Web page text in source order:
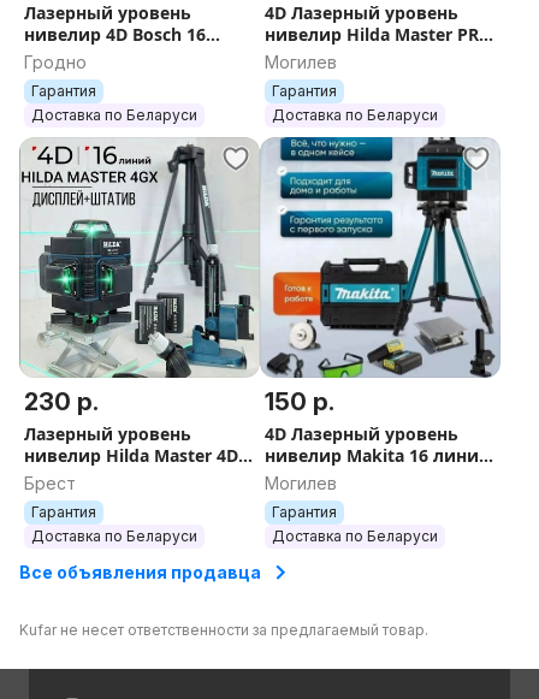
Лазерный уровень
нивелир 4D Bosch 16
линий зелёный луч
самонивелир лазер
Гродно
Гарантия
Доставка по Беларуси
4D Лазерный уровень
нивелир Hilda Master PRO
360GX самонивелир 16
зелёных лучей нивилир
лазер
Могилев
Гарантия
Доставка по Беларуси
230 р.
Лазерный уровень
нивелир Hilda Master 4D
4GX нивилир лазер
зеленый луч
самонивелир
Брест
Гарантия
Доставка по Беларуси
150 р.
4D Лазерный уровень
нивелир Makita 16 линий
зелёный луч
самонивелир лазер
Могилев
Гарантия
Доставка по Беларуси
Все объявления продавца
Kufar не несет ответственности за предлагаемый товар.